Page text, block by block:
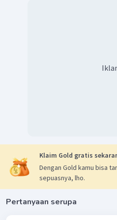
Klaim Gold gratis
Dengan Gold kamu bisa
sepuasnya, lho.
Pertanyaan serupa